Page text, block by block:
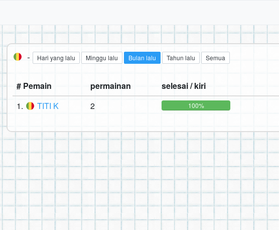
- Hari yang lalu Minggu lalu Bulan lalu Tahun lalu Semua
# Pemain permainan selesai / kiri
1.
TITI K 2 100%